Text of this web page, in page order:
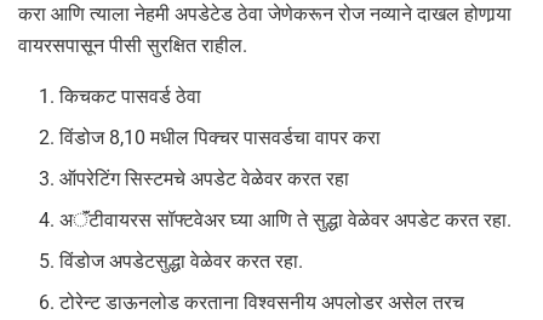
करा आणि त्याला नेहमी अपडेटेड ठेवा जेणेकरून रोज नव्याने दाखल होणार्‍या
वायरसपासून पीसी सुरक्षित राहील.
किचकट पासवर्ड ठेवा
विंडोज 8,10 मधील पिक्चर पासवर्डचा वापर करा
ऑपरेटिंग सिस्टमचे अपडेट वेळेवर करत रहा
अॅंटीवायरस सॉफ्टवेअर घ्या आणि ते सुद्धा वेळेवर अपडेट करत रहा.
विंडोज अपडेटसुद्धा वेळेवर करत रहा.
टोरेन्ट डाऊनलोड करताना विश्वसनीय अपलोडर असेल तरच